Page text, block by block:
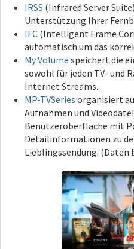
IRSS (Infrared Server
Unterstützung Ihrer
IFC (Intelligent Frame
automatisch um das
My Volume speichert die
sowohl für jeden TV- und
Internet Streams.
MP-TVSeries organisiert
Aufnahmen und
Benutzeroberfläche mit
Detailinformationen zu
Lieblingssendung. (Daten